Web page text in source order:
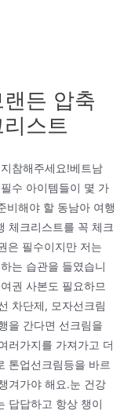
든 압축
스트
참해주세요!베트남
수 아이템들이 몇 가
비해야 할 동남아 여행
체크리스트를 꼭 체크
은 필수이지만 저는
는 습관을 들였습니
권 사본도 필요하므
차단제, 모자선크림
을 간다면 선크림을
러가지를 가져가고 더
톤업선크림등을 바르
겨가야 해요.눈 건강
답답하고 항상 챙이